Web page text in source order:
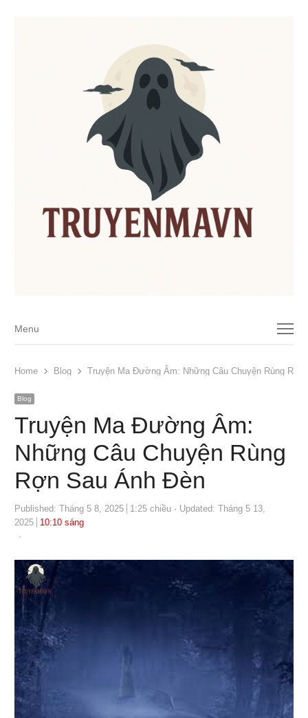
Menu
Menu
Home Blog Truyện Ma Đường Âm: Những Câu Chuyện Rùng Rợn
Blog
Truyện Ma Đường Âm:
Những Câu Chuyện Rùng
Rợn Sau Ánh Đèn
Published: Tháng 5 8, 2025 1:25 chiều
Updated: Tháng 5 13,
2025
10:10 sáng